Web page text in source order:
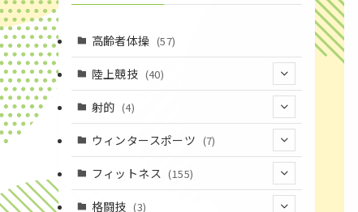
高齢者体操 (57)
陸上競技 (40)
(2)
(1)
射的 (4)
(4)
ウィンタースポーツ (7)
(7)
フィットネス (155)
格闘技 (3)